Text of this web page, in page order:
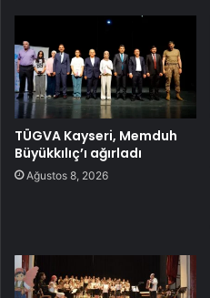
TÜGVA Kayseri, Memduh
Büyükkılıç’ı ağırladı
Ağustos 8, 2026